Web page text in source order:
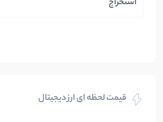
استخراج
بلاکچین
قیمت لحظه ای ارز دیجیتال